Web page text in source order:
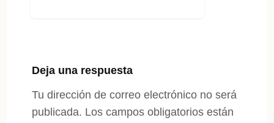
Deja una respuesta
Tu dirección de correo electrónico no será
publicada. Los campos obligatorios están